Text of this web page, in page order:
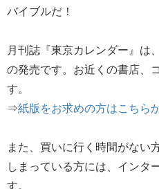
バイブルだ！
月刊誌『東京カレンダー』は
の発売です。お近くの書店、
す。
⇒紙版をお求めの方はこちら
また、買いに行く時間がない
しまっている方には、インタ
す。